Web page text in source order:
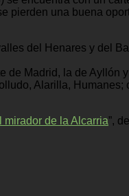
pierden una buena
del Henares y del
de Madrid, la de Ayllón
Alarilla, Humanes;
mirador de la Alcarria”,